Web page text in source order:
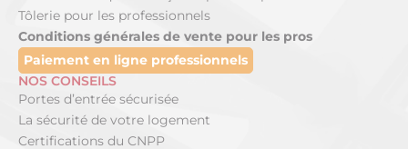
Tôlerie pour les professionnels
Conditions générales de vente pour les pros
Paiement en ligne professionnels
NOS CONSEILS
Portes d’entrée sécurisée
La sécurité de votre logement
Certifications du CNPP